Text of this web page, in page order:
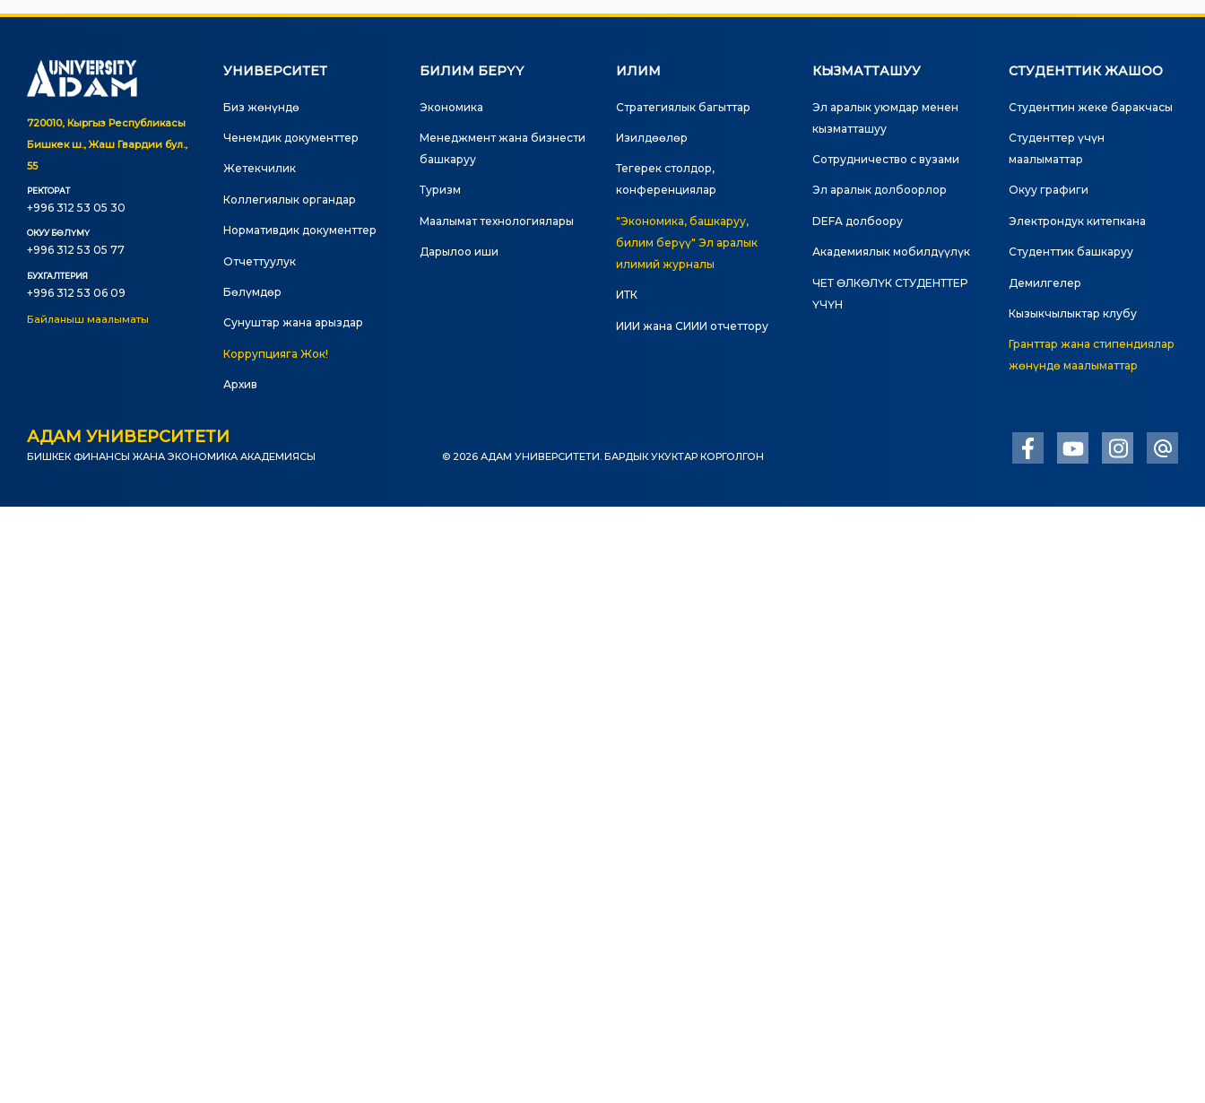
720010, Кыргыз Республикасы
Бишкек ш., Жаш Гвардии бул.,
55
РЕКТОРАТ
+996 312 53 05 30
ОКУУ БӨЛҮМҮ
+996 312 53 05 77
БУХГАЛТЕРИЯ
+996 312 53 06 09
Байланыш маалыматы
УНИВЕРСИТЕТ
Биз жөнүндө
Ченемдик документтер
Жетекчилик
Коллегиялык органдар
Нормативдик документтер
Отчеттуулук
Бөлүмдөр
Сунуштар жана арыздар
Коррупцияга Жок!
Архив
БИЛИМ БЕРҮҮ
Экономика
Менеджмент жана бизнести
башкаруу
Туризм
Маалымат технологиялары
Дарылоо иши
ИЛИМ
Стратегиялык багыттар
Изилдөөлөр
Тегерек столдор,
конференциялар
"Экономика, башкаруу,
билим берүү" Эл аралык
илимий журналы
ИТК
ИИИ жана СИИИ отчеттору
КЫЗМАТТАШУУ
Эл аралык уюмдар менен
кызматташуу
Сотрудничество с вузами
Эл аралык долбоорлор
DEFA долбоору
Академиялык мобилдүүлүк
ЧЕТ ӨЛКӨЛҮК СТУДЕНТТЕР
ҮЧҮН
СТУДЕНТТИК ЖАШОО
Студенттин жеке баракчасы
Студенттер үчүн
маалыматтар
Окуу графиги
Электрондук китепкана
Студенттик башкаруу
Демилгелер
Кызыкчылыктар клубу
Гранттар жана стипендиялар
жөнүндө маалыматтар
АДАМ УНИВЕРСИТЕТИ
БИШКЕК ФИНАНСЫ ЖАНА ЭКОНОМИКА АКАДЕМИЯСЫ © 2026 АДАМ УНИВЕРСИТЕТИ. БАРДЫК УКУКТАР КОРГОЛГОН